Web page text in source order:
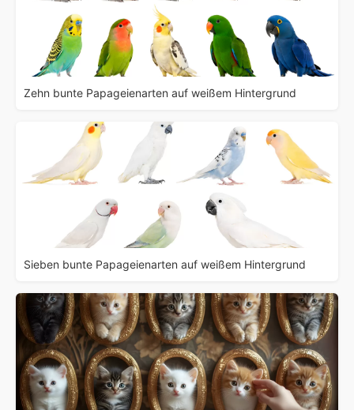
Zehn bunte Papageienarten auf weißem Hintergrund
Sieben bunte Papageienarten auf weißem Hintergrund